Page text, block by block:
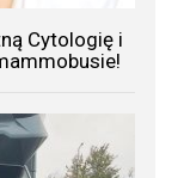
Cytologię i